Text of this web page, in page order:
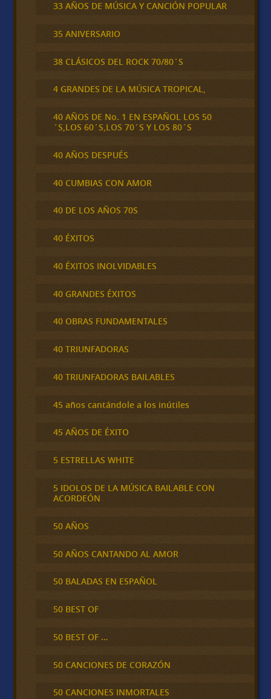
33 AÑOS DE MÚSICA Y CANCIÓN POPULAR
35 ANIVERSARIO
38 CLÁSICOS DEL ROCK 70/80´S
4 GRANDES DE LA MÚSICA TROPICAL,
40 AÑOS DE No. 1 EN ESPAÑOL LOS 50
´S,LOS 60´S,LOS 70´S Y LOS 80´S
40 AÑOS DESPUÉS
40 CUMBIAS CON AMOR
40 DE LOS AÑOS 70S
40 ÉXITOS
40 ÉXITOS INOLVIDABLES
40 GRANDES ÉXITOS
40 OBRAS FUNDAMENTALES
40 TRIUNFADORAS
40 TRIUNFADORAS BAILABLES
45 años cantándole a los inútiles
45 AÑOS DE ÉXITO
5 ESTRELLAS WHITE
5 IDOLOS DE LA MÚSICA BAILABLE CON
ACORDEÓN
50 AÑOS
50 AÑOS CANTANDO AL AMOR
50 BALADAS EN ESPAÑOL
50 BEST OF
50 BEST OF …
50 CANCIONES DE CORAZÓN
50 CANCIONES INMORTALES